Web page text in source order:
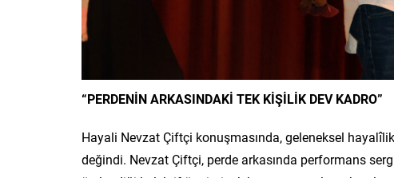
“PERDENİN ARKASINDAKİ TEK KİŞİLİK DEV KADRO”
Hayali Nevzat Çiftçi konuşmasında, geleneksel
değindi. Nevzat Çiftçi, perde arkasında performans